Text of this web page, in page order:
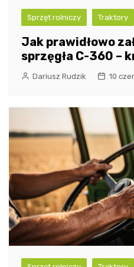
Sprzęt rolniczy Traktory
Jak prawidłowo
sprzęgła C-360 –
Dariusz Rudzik 10